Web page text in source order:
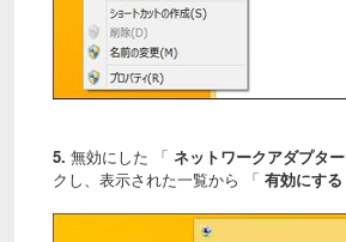
5. 無効にした 「 ネットワークアダプター
クし、表示された一覧から 「 有効にする